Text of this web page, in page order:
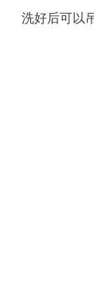
洗好后可以